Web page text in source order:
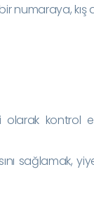
numaraya,
olarak
sağlamak,